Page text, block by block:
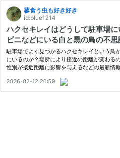
蓼食う虫も好き好き
id:blue1214
ハクセキレイはどうして駐車場
ビニなどにいる白と黒の鳥の不思
駐車場でよく見つかるハクセキレイという鳥
にいるのか？場所により接近の距離が変わる
性別が接近距離に影響を与えるなどの最新情
2026-02-12 20:59